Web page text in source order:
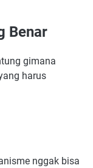
Benar
gimana
harus
nggak bisa